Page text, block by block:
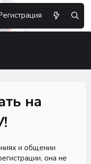
на
и общении
она не